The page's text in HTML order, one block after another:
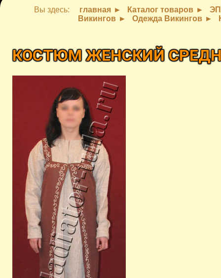
Вы здесь: главная Каталог товаров
Викингов
Одежда Викингов
КОСТЮМ ЖЕНСКИЙ